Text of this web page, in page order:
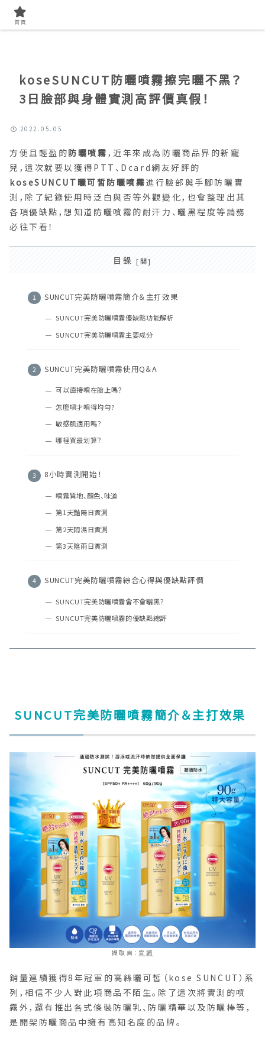
koseSUNCUT防曬噴霧擦完曬不黑？
3日臉部與身體實測高評價真假！
2022.05.05
方便且輕盈的防曬噴霧 ，近年來成為防曬商品界的新寵
兒，這次就要以獲得PTT、Dcard網友好評的
koseSUNCUT曬可皙防曬噴霧進行臉部與手腳防曬實
測，除了紀錄使用時泛白與否等外觀變化，也會整理出其
各項優缺點，想知道防曬噴霧的耐汗力、曬黑程度等請務
必往下看！
目錄
SUNCUT完美防曬噴霧簡介＆主打效果
SUNCUT完美防曬噴霧優缺點功能解析
SUNCUT完美防曬噴霧主要成分
SUNCUT完美防曬噴霧使用Q＆A
可以直接噴在臉上嗎？
怎麼噴才噴得均勻?
敏感肌適用嗎？
哪裡買最划算？
8小時實測開始！
噴霧質地、顏色、味道
第1天豔陽日實測
第2天悶濕日實測
第3天陰雨日實測
SUNCUT完美防曬噴霧綜合心得與優缺點評價
SUNCUT完美防曬噴霧會不會曬黑？
SUNCUT完美防曬噴霧的優缺點總評
SUNCUT完美防曬噴霧簡介＆主打效果
擷取自： 官網
銷量連續獲得8年冠軍的高絲曬可皙（kose SUNCUT）系
列，相信不少人對此項商品不陌生。除了這次將實測的噴
霧外，還有推出各式條裝防曬乳、防曬精華以及防曬棒等，
是開架防曬商品中擁有高知名度的品牌。
首頁